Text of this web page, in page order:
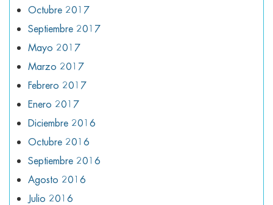
Octubre 2017
Septiembre 2017
Mayo 2017
Marzo 2017
Febrero 2017
Enero 2017
Diciembre 2016
Octubre 2016
Septiembre 2016
Agosto 2016
Julio 2016